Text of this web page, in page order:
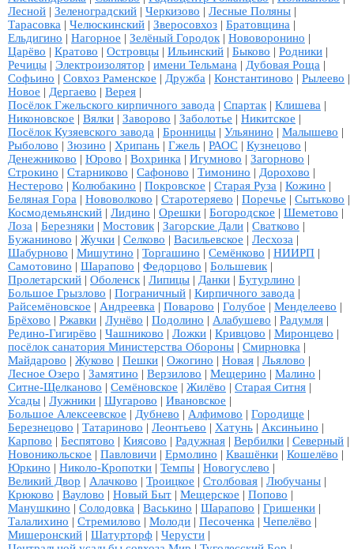
Лесной | Зеленоградский | Черкизово | Лесные Поляны |
Тарасовка | Челюскинский | Зверосовхоз | Братовщина |
Ельдигино | Нагорное | Зелёный Городок | Нововоронино |
Царёво | Кратово | Островцы | Ильинский | Быково | Родники |
Речицы | Электроизолятор | имени Тельмана | Дубовая Роща |
Софьино | Совхоз Раменское | Дружба | Константиново | Рылеево |
Новое | Дергаево | Верея |
Посёлок Гжельского кирпичного завода | Спартак | Клишева |
Никоновское | Вялки | Заворово | Заболотье | Никитское |
Посёлок Кузяевского завода | Бронницы | Ульянино | Малышево |
Рыболово | Зюзино | Хрипань | Гжель | РАОС | Кузнецово |
Денежниково | Юрово | Вохринка | Игумново | Загорново |
Строкино | Старниково | Сафоново | Тимонино | Дорохово |
Нестерово | Колюбакино | Покровское | Старая Руза | Кожино |
Беляная Гора | Нововолково | Старотеряево | Поречье | Сытьково |
Космодемьянский | Лидино | Орешки | Богородское | Шеметово |
Лоза | Березняки | Мостовик | Загорские Дали | Сватково |
Бужаниново | Жучки | Селково | Васильевское | Лесхоза |
Шабурново | Мишутино | Торгашино | Семёнково | НИИРП |
Самотовино | Шарапово | Федорцово | Большевик |
Пролетарский | Оболенск | Липицы | Данки | Бутурлино |
Большое Грызлово | Пограничный | Кирпичного завода |
Райсемёновское | Андреевка | Поварово | Голубое | Менделеево |
Брёхово | Ржавки | Лунёво | Подолино | Алабушево | Радумля |
Редино-Гигирёво | Чашниково | Ложки | Кривцово | Миронцево |
посёлок санатория Министерства Обороны | Смирновка |
Майдарово | Жуково | Пешки | Ожогино | Новая | Льялово |
Лесное Озеро | Замятино | Верзилово | Мещерино | Малино |
Ситне-Щелканово | Семёновское | Жилёво | Старая Ситня |
Усады | Лужники | Шугарово | Ивановское |
Большое Алексеевское | Дубнево | Алфимово | Городище |
Березнецово | Татариново | Леонтьево | Хатунь | Аксиньино |
Карпово | Беспятово | Киясово | Радужная | Вербилки | Северный |
Новоникольское | Павловичи | Ермолино | Квашёнки | Кошелёво |
Юркино | Николо-Кропотки | Темпы | Новогуслево |
Великий Двор | Алачково | Троицкое | Столбовая | Любучаны |
Крюково | Ваулово | Новый Быт | Мещерское | Попово |
Манушкино | Солодовка | Васькино | Шарапово | Гришенки |
Талалихино | Стремилово | Молоди | Песоченка | Чепелёво |
Мишеронский | Шатурторф | Черусти |